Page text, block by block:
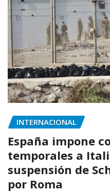
INTERNACIONAL
España impone
temporales a
suspensión de
por Roma